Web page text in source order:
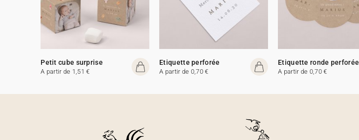
Petit cube surprise
A partir de 1,51 €
Etiquette perforée
A partir de 0,70 €
Etiquette ronde perforée
A partir de 0,70 €